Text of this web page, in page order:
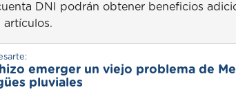
DNI podrán obtener beneficios
artículos.
emerger un viejo problema de
pluviales